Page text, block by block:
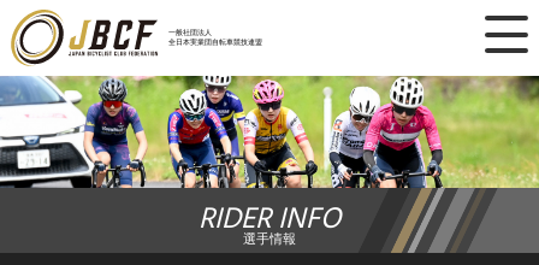
一般社団法人
全日本実業団自転車競技連盟
×
ニュース
レース日程
ランキング
RIDER INFO
選手情報